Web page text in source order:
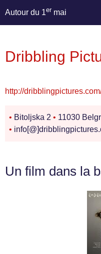
Autour du 1er mai
Dribbling
http://
• Bitoljska 2 • 11030
•
Un film dans la